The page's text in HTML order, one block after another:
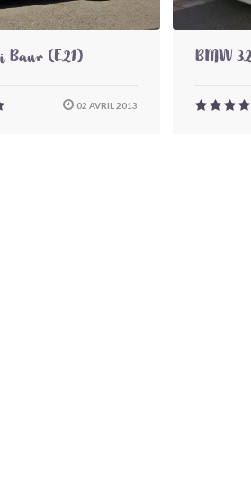
Baur (E21)
02 AVRIL 2013
BMW